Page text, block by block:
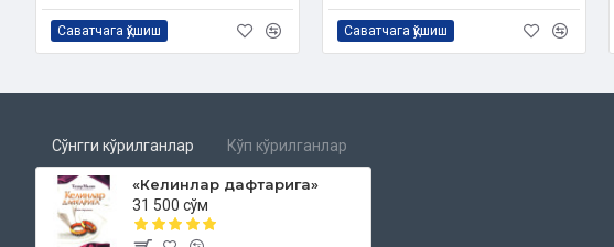
Саватчага қўшиш Саватчага қўшиш
Сўнгги кўрилганлар Кўп кўрилганлар
«Келинлар дафтарига»
31 500 сўм